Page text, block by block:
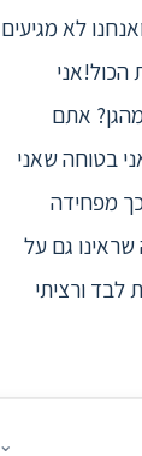
לא מגיעים
הכול!אני
אתם
בטוחה שאני
מפחידה
גם על
לבד ורציתי
⌄